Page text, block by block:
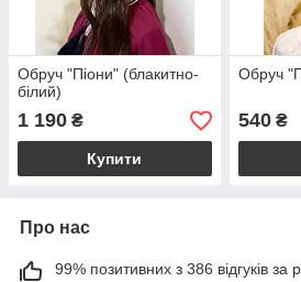
Обруч "Піони" (блакитно-
білий)
1 190 ₴
Купити
Обруч
540₴
Про нас
99% позитивних з 386 відгуків за